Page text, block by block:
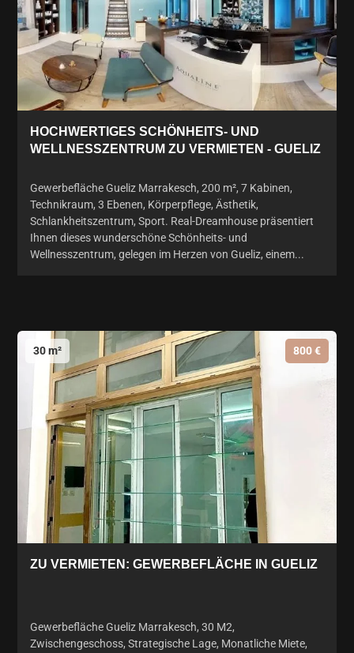
HOCHWERTIGES SCHÖNHEITS- UND
WELLNESSZENTRUM ZU VERMIETEN - GUELIZ
Gewerbefläche Gueliz Marrakesch, 200 m², 7 Kabinen,
Technikraum, 3 Ebenen, Körperpflege, Ästhetik,
Schlankheitszentrum, Sport. Real-Dreamhouse präsentiert
Ihnen dieses wunderschöne Schönheits- und
Wellnesszentrum, gelegen im Herzen von Gueliz, einem...
30 m² 800 €
ZU VERMIETEN: GEWERBEFLÄCHE IN GUELIZ
Gewerbefläche Gueliz Marrakesch, 30 M2,
Zwischengeschoss, Strategische Lage, Monatliche Miete,